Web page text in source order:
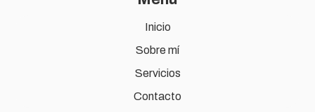
Inicio
Sobre mí
Servicios
Contacto